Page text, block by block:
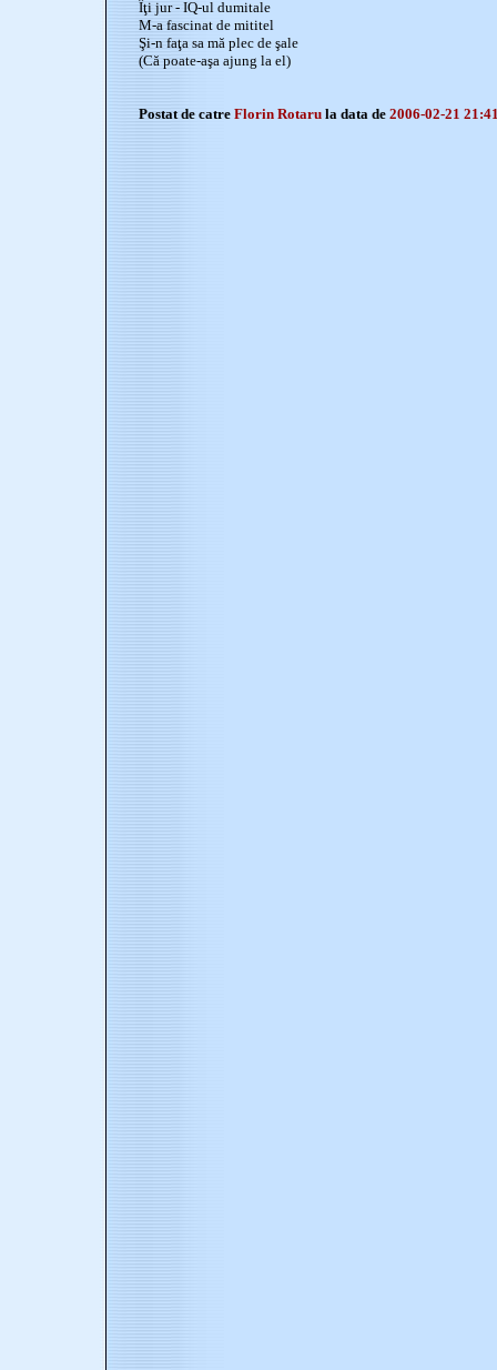
Îţi jur - IQ-ul dumitale
M-a fascinat de mititel
Şi-n faţa sa mă plec de şale
(Că poate-aşa ajung la el)
Postat de catre Florin Rotaru la data de 2006-02-21